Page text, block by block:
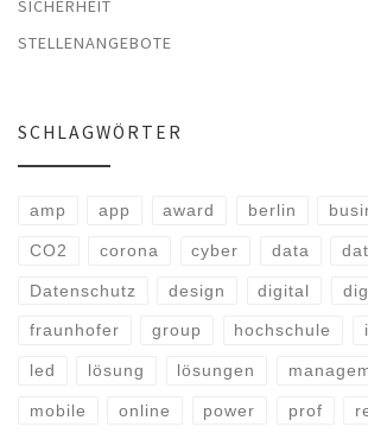
SICHERHEIT
STELLENANGEBOTE
SCHLAGWÖRTER
amp app award berlin
CO2 corona cyber data
Datenschutz design digital
fraunhofer group hochschule
led lösung lösungen
mobile online power prof